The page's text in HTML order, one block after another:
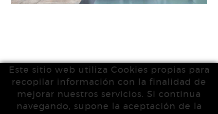
Este sitio web utiliza Cookies propias para
recopilar información con la finalidad de
mejorar nuestros servicios. Si continua
navegando, supone la aceptación de la